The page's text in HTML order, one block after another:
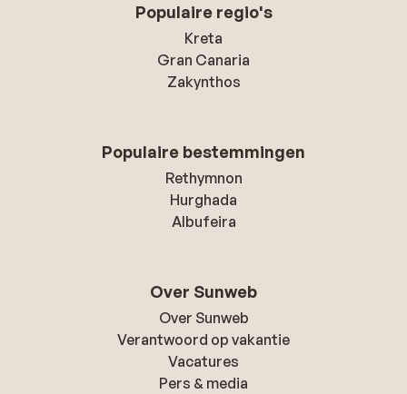
Populaire regio's
Kreta
Gran Canaria
Zakynthos
Populaire bestemmingen
Rethymnon
Hurghada
Albufeira
Over Sunweb
Over Sunweb
Verantwoord op vakantie
Vacatures
Pers & media